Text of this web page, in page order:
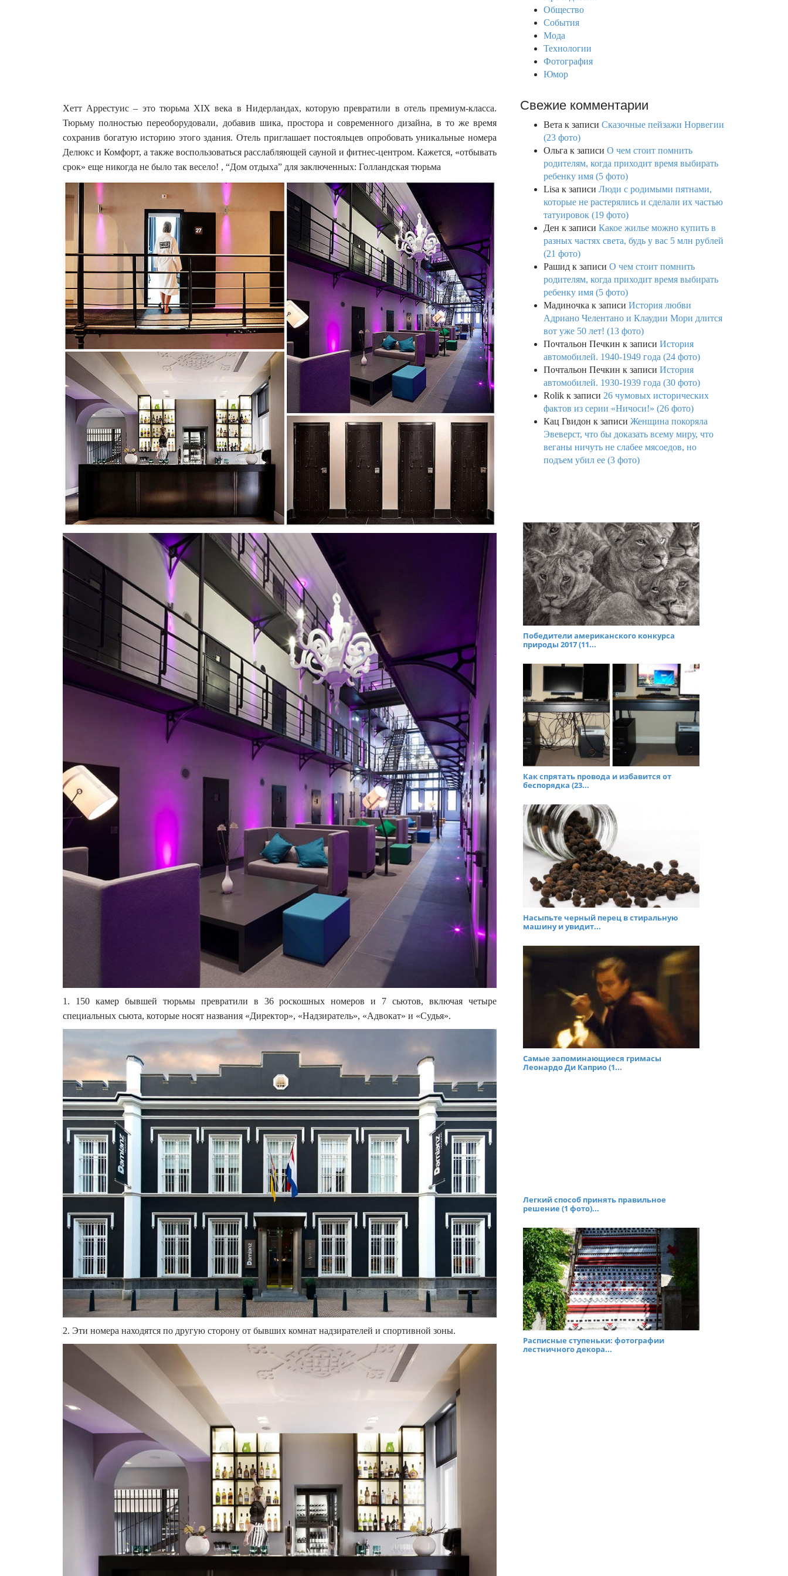
Хетт Аррестуис – это тюрьма XIX века в Нидерландах, которую превратили в отель премиум-класса.
Тюрьму полностью переоборудовали, добавив шика, простора и современного дизайна, в то же время
сохранив богатую историю этого здания. Отель приглашает постояльцев опробовать уникальные номера
Делюкс и Комфорт, а также воспользоваться расслабляющей сауной и фитнес-центром. Кажется, «отбывать
срок» еще никогда не было так весело! , “Дом отдыха” для заключенных: Голландская тюрьма
1. 150 камер бывшей тюрьмы превратили в 36 роскошных номеров и 7 сьютов, включая четыре
специальных сьюта, которые носят названия «Директор», «Надзиратель», «Адвокат» и «Судья».
2. Эти номера находятся по другую сторону от бывших комнат надзирателей и спортивной зоны.
Общество
События
Мода
Технологии
Фотография
Юмор
Свежие комментарии
Вета к записи Сказочные пейзажи Норвегии
(23 фото)
Ольга к записи О чем стоит помнить
родителям, когда приходит время выбирать
ребенку имя (5 фото)
Lisa к записи Люди с родимыми пятнами,
которые не растерялись и сделали их частью
татуировок (19 фото)
Ден к записи Какое жилье можно купить в
разных частях света, будь у вас 5 млн рублей
(21 фото)
Рашид к записи О чем стоит помнить
родителям, когда приходит время выбирать
ребенку имя (5 фото)
Мадиночка к записи История любви
Адриано Челентано и Клаудии Мори длится
вот уже 50 лет! (13 фото)
Почтальон Печкин к записи История
автомобилей. 1940-1949 года (24 фото)
Почтальон Печкин к записи История
автомобилей. 1930-1939 года (30 фото)
Rolik к записи 26 чумовых исторических
фактов из серии «Ничоси!» (26 фото)
Кац Гвидон к записи Женщина покоряла
Эвеверст, что бы доказать всему миру, что
веганы ничуть не слабее мясоедов, но
подъем убил ее (3 фото)
Победители американского конкурса
природы 2017 (11...
Как спрятать провода и избавится от
беспорядка (23...
Насыпьте черный перец в стиральную
машину и увидит...
Самые запоминающиеся гримасы
Леонардо Ди Каприо (1...
Легкий способ принять правильное
решение (1 фото)...
Расписные ступеньки: фотографии
лестничного декора...